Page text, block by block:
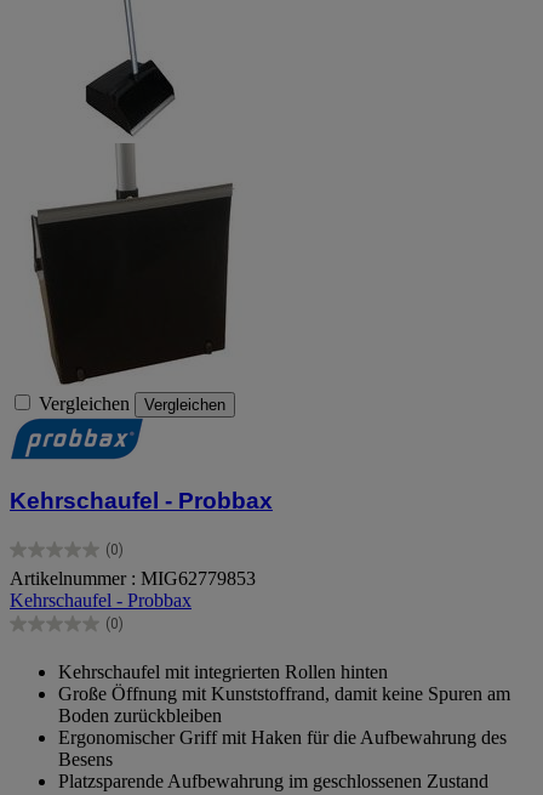
Vergleichen Vergleichen
Kehrschaufel - Probbax
(0)
0.0
von
5
Sternen.
Artikelnummer : MIG62779853
Kehrschaufel - Probbax
(0)
0.0
Sternen.
Kehrschaufel mit integrierten Rollen hinten
Große Öffnung mit Kunststoffrand, damit keine Spuren am
Boden zurückbleiben
Ergonomischer Griff mit Haken für die Aufbewahrung des
Besens
Platzsparende Aufbewahrung im geschlossenen Zustand